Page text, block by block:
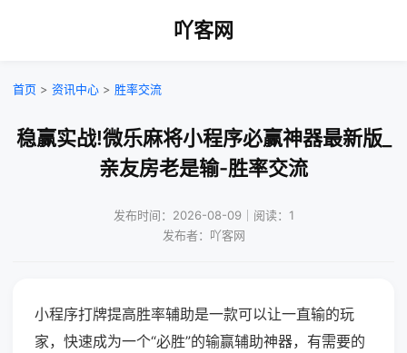
吖客网
首页 > 资讯中心 > 胜率交流
稳赢实战!微乐麻将小程序必赢神器最新版_
亲友房老是输-胜率交流
发布时间：2026-08-09｜阅读：1
发布者：吖客网
小程序打牌提高胜率辅助是一款可以让一直输的玩
家，快速成为一个“必胜”的输赢辅助神器，有需要的